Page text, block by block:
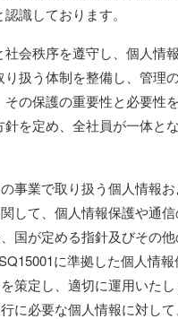
識しております。
社会秩序を遵守し、個人情
扱う体制を整備し、管理
その保護の重要性と必要性
針を定め、全社員が一体と
事業で取り扱う個人情報
して、個人情報保護や通
国が定める指針及びその
に準拠した個人情
策定し、適切に運用いたし
に必要な個人情報に対し